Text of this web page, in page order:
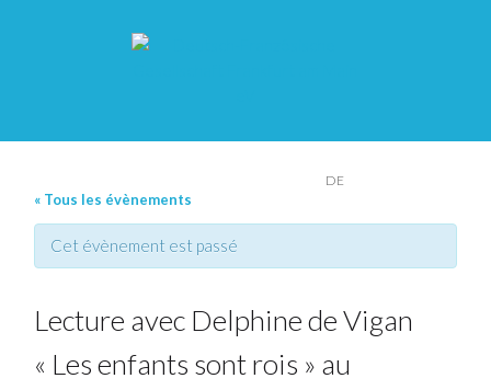
DE
« Tous les évènements
Cet évènement est passé
Lecture avec Delphine de Vigan
« Les enfants sont rois » au